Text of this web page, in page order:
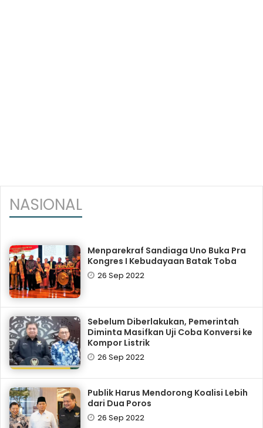
NASIONAL
Menparekraf Sandiaga Uno Buka Pra
Kongres I Kebudayaan Batak Toba
26 Sep 2022
Sebelum Diberlakukan, Pemerintah
Diminta Masifkan Uji Coba Konversi ke
Kompor Listrik
26 Sep 2022
Publik Harus Mendorong Koalisi Lebih
dari Dua Poros
26 Sep 2022